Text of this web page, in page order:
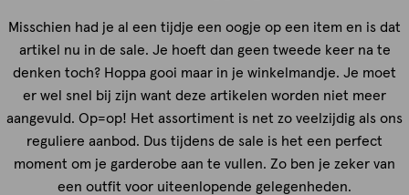
Misschien had je al een tijdje een oogje op een item en is dat
artikel nu in de sale. Je hoeft dan geen tweede keer na te
denken toch? Hoppa gooi maar in je winkelmandje. Je moet
er wel snel bij zijn want deze artikelen worden niet meer
aangevuld. Op=op! Het assortiment is net zo veelzijdig als ons
reguliere aanbod. Dus tijdens de sale is het een perfect
moment om je garderobe aan te vullen. Zo ben je zeker van
een outfit voor uiteenlopende gelegenheden.